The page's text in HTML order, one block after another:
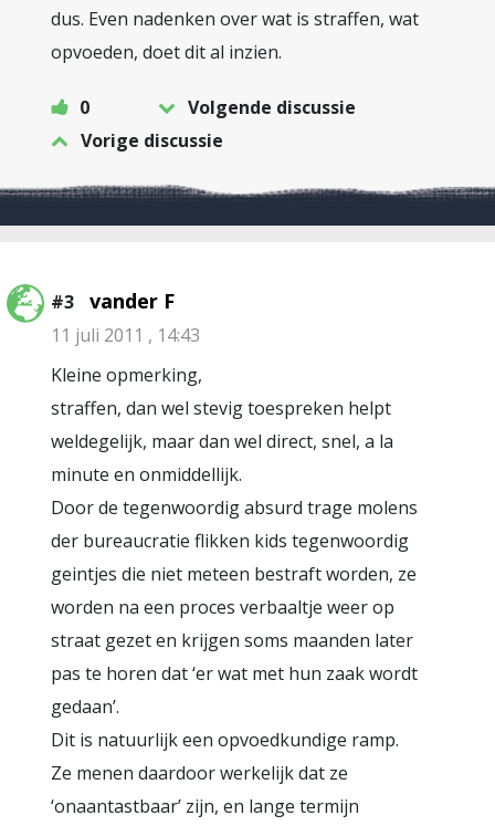
dus. Even nadenken over wat is straffen, wat
opvoeden, doet dit al inzien.
0
Volgende discussie
Vorige discussie
#3 vander F
11 juli 2011 , 14:43
Kleine opmerking,
straffen, dan wel stevig toespreken helpt
weldegelijk, maar dan wel direct, snel, a la
minute en onmiddellijk.
Door de tegenwoordig absurd trage molens
der bureaucratie flikken kids tegenwoordig
geintjes die niet meteen bestraft worden, ze
worden na een proces verbaaltje weer op
straat gezet en krijgen soms maanden later
pas te horen dat ‘er wat met hun zaak wordt
gedaan’.
Dit is natuurlijk een opvoedkundige ramp.
Ze menen daardoor werkelijk dat ze
‘onaantastbaar’ zijn, en lange termijn